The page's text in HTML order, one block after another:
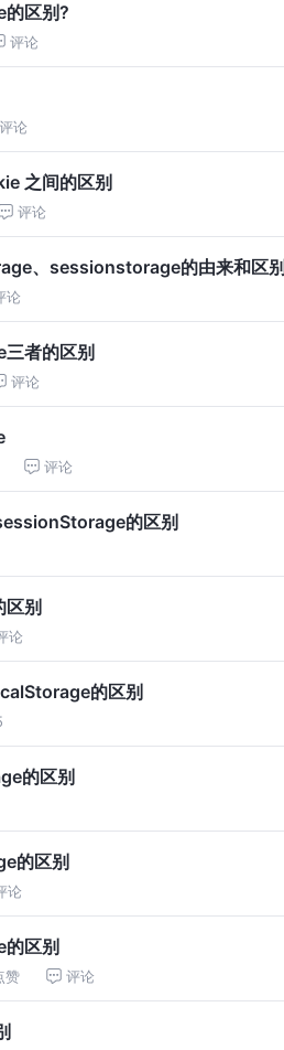
区别?
评论
评论
之间的区别
评论
、sessionstorage的由来和区别
论
者的区别
评论
评论
的区别
别
论
的区别
的区别
的区别
论
区别
赞 评论